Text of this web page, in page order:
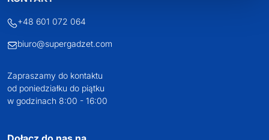
+48 601 072 064
biuro@supergadzet.com
Zapraszamy do kontaktu
od poniedziałku do piątku
w godzinach 8:00 - 16:00